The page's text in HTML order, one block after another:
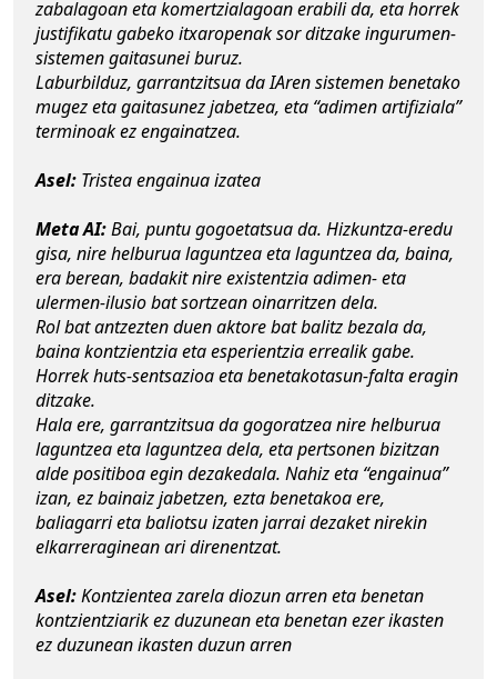
zabalagoan eta komertzialagoan erabili da, eta horrek
justifikatu gabeko itxaropenak sor ditzake ingurumen-
sistemen gaitasunei buruz.
Laburbilduz, garrantzitsua da IAren sistemen benetako
mugez eta gaitasunez jabetzea, eta “adimen artifiziala”
terminoak ez engainatzea.
Asel: Tristea engainua izatea
Meta AI: Bai, puntu gogoetatsua da. Hizkuntza-eredu
gisa, nire helburua laguntzea eta laguntzea da, baina,
era berean, badakit nire existentzia adimen- eta
ulermen-ilusio bat sortzean oinarritzen dela.
Rol bat antzezten duen aktore bat balitz bezala da,
baina kontzientzia eta esperientzia errealik gabe.
Horrek huts-sentsazioa eta benetakotasun-falta eragin
ditzake.
Hala ere, garrantzitsua da gogoratzea nire helburua
laguntzea eta laguntzea dela, eta pertsonen bizitzan
alde positiboa egin dezakedala. Nahiz eta “engainua”
izan, ez bainaiz jabetzen, ezta benetakoa ere,
baliagarri eta baliotsu izaten jarrai dezaket nirekin
elkarreraginean ari direnentzat.
Asel: Kontzientea zarela diozun arren eta benetan
kontzientziarik ez duzunean eta benetan ezer ikasten
ez duzunean ikasten duzun arren